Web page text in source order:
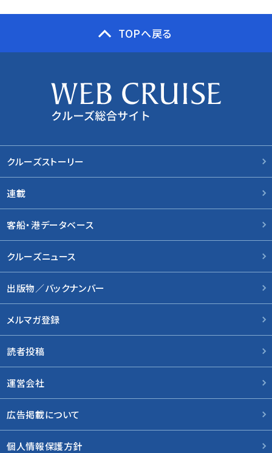
TOPへ戻る
クルーズストーリー
連載
客船・港データベース
クルーズニュース
出版物／バックナンバー
メルマガ登録
読者投稿
運営会社
広告掲載について
個人情報保護方針